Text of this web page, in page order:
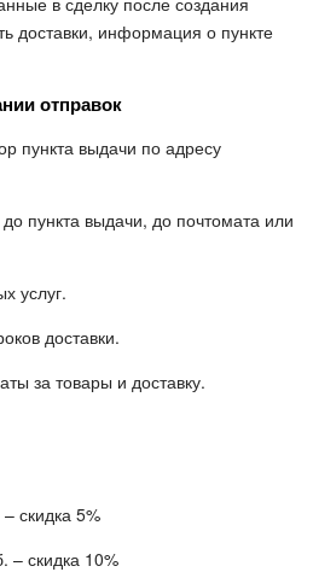
доставки, информация о пункте
отправок
пункта выдачи по адресу
пункта выдачи, до почтомата или
услуг.
доставки.
за товары и доставку.
скидка 5%
– скидка 10%